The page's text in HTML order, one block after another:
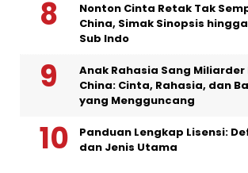
Nonton Cinta Retak Tak
China, Simak Sinopsis
Sub Indo
Anak Rahasia Sang Miliarder
China: Cinta, Rahasia, dan
yang Mengguncang
Panduan Lengkap Lisensi:
dan Jenis Utama